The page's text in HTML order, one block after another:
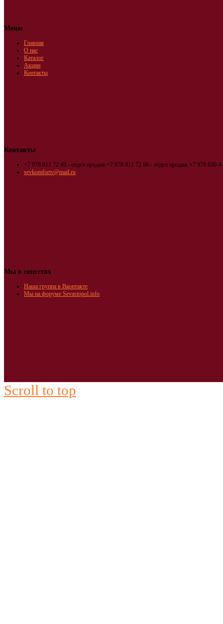
Меню
Главная
О нас
Каталог
Акции
Контакты
Контакты
+7 978 811 72 40 - отдел продаж +7 978 811 72 60 - отдел продаж +7 978 030
sevkomfortv@mail.ru
Мы в соцсетях
Наша группа в Вконтакте
Мы на форуме Sevastopol.info
Scroll to top